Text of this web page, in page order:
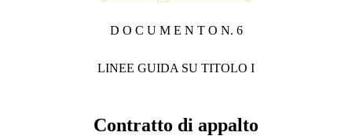
D O C U M E N T O N. 6
LINEE GUIDA SU TITOLO I
Contratto di appalto